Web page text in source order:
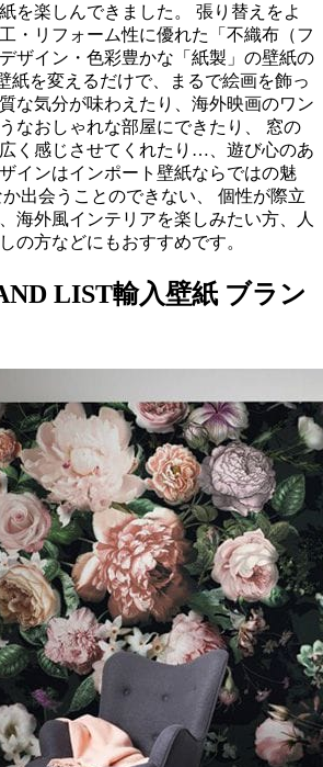
を楽しんできました。 張り替えをよ
・リフォーム性に優れた「不織布（フ
ザイン・色彩豊かな「紙製」の壁紙の
紙を変えるだけで、まるで絵画を飾っ
な気分が味わえたり、海外映画のワン
なおしゃれな部屋にできたり、 窓の
く感じさせてくれたり…、遊び心のあ
インはインポート壁紙ならではの魅
出会うことのできない、 個性が際立
海外風インテリアを楽しみたい方、人
の方などにもおすすめです。
LIST輸入壁紙 ブラン